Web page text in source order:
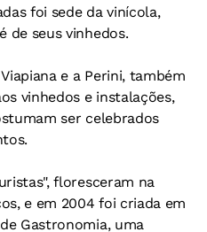
foi sede da vinícola,
de seus vinhedos.
e a Perini, também
vinhedos e instalações,
ser celebrados
floresceram na
e em 2004 foi criada em
Gastronomia, uma